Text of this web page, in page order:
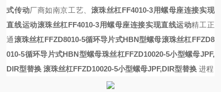
式传动厂商如南京工艺、 滚珠丝杠FF4010-3用螺母座连接实现
直线运动滚珠丝杠FF4010-3用螺母座连接实现直线运动精工正
通滚珠丝杠FFZD8010-5循环导片式HBN型螺母滚珠丝杠FFZD8
010-5循环导片式HBN型螺母珠丝杠FFZD10020-5小型螺母JPF,
DIR型替换 滚珠丝杠FFZD10020-5小型螺母JPF,DIR型替换 进程